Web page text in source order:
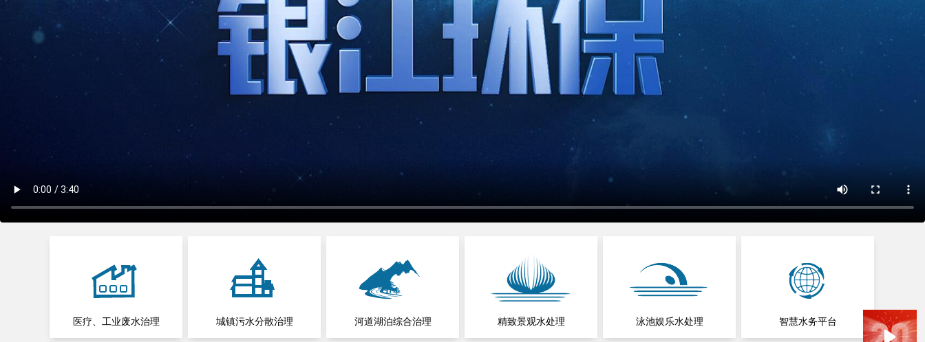
医疗、工业废水治理 城镇污水分散治理 河道湖泊综合治理 精致景观水处理 泳池娱乐水处理 智慧水务平台